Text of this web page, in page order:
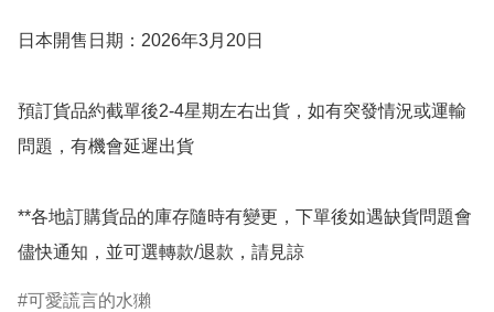
日本開售日期：2026年3月20日
預訂貨品約截單後2-4星期左右出貨，如有突發情況或運輸
問題，有機會延遲出貨
**各地訂購貨品的庫存隨時有變更，下單後如遇缺貨問題會
儘快通知，並可選轉款/退款，請見諒
可愛謊言的水獺